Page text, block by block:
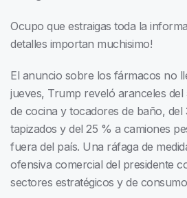
Ocupo que estraigas toda la
detalles importan muchisimo!
El anuncio sobre los fármacos no
jueves, Trump reveló aranceles
de cocina y tocadores de baño, del
tapizados y del 25 % a camiones
fuera del país. Una ráfaga de
ofensiva comercial del presidente
sectores estratégicos y de